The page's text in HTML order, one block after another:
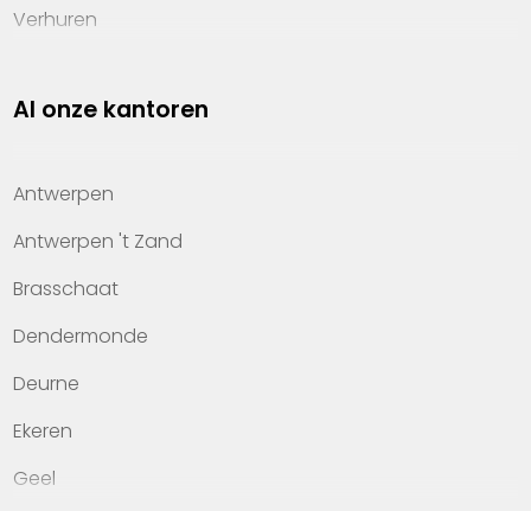
Verhuren
Property management
Kennis van wonen
Kantoren
Veelgestelde vragen
Werken bij Heylen Vastgoed
Contact
Al onze kantoren
Antwerpen
Antwerpen 't Zand
Brasschaat
Dendermonde
Deurne
Ekeren
Geel